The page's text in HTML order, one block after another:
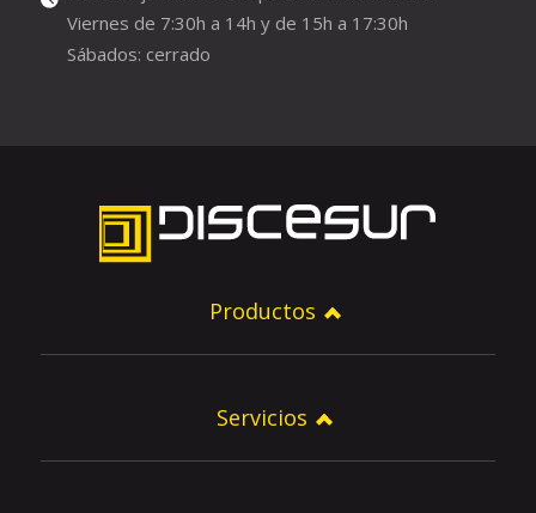
Viernes de 7:30h a 14h y de 15h a 17:30h
Sábados: cerrado
Productos
Servicios